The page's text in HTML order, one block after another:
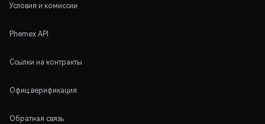
Условия и комиссии
Phemex API
Ссылки на контракты
Офиц.верификация
Обратная связь